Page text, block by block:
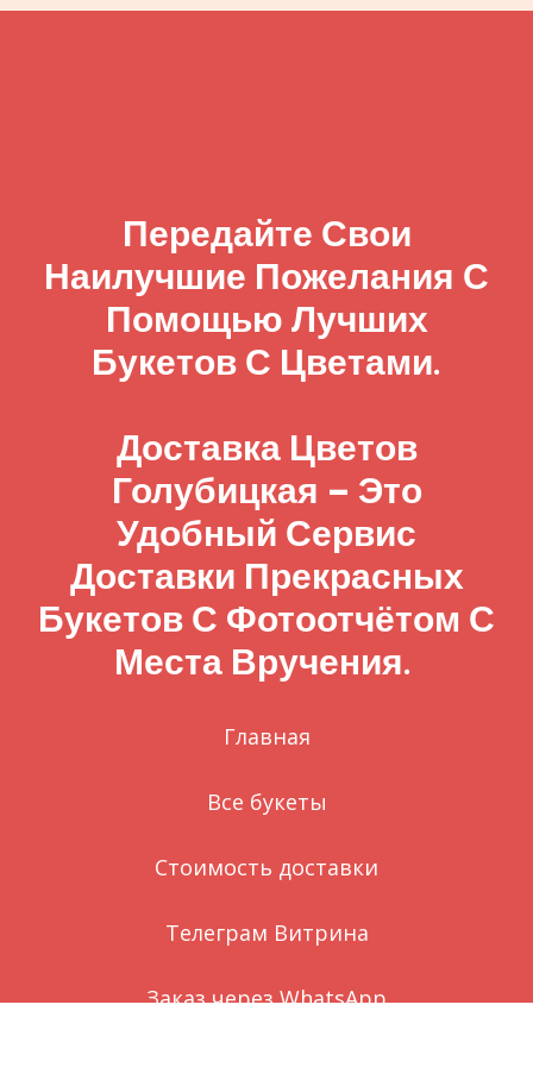
Передайте Свои
Наилучшие Пожелания С
Помощью Лучших
Букетов С Цветами.
Доставка Цветов
Голубицкая – Это
Удобный Сервис
Доставки Прекрасных
Букетов С Фотоотчётом С
Места Вручения.
Главная
Все букеты
Стоимость доставки
Телеграм Витрина
Заказ через WhatsApp